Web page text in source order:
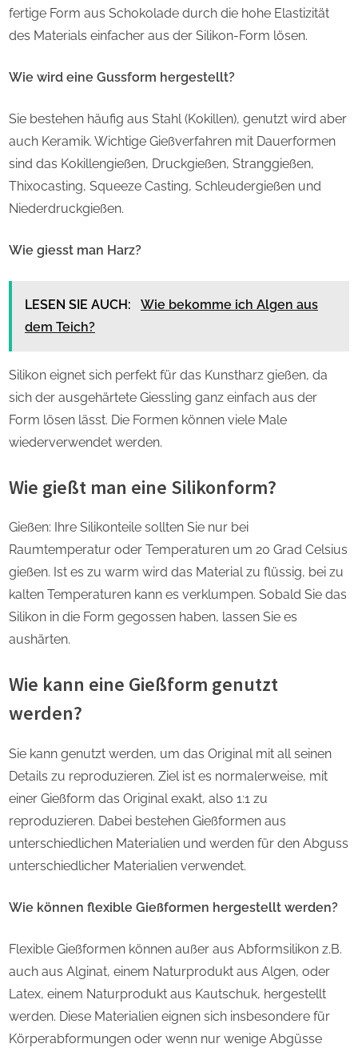
fertige Form aus Schokolade durch die hohe Elastizität
des Materials einfacher aus der Silikon-Form lösen.
Wie wird eine Gussform hergestellt?
Sie bestehen häufig aus Stahl (Kokillen), genutzt wird aber
auch Keramik. Wichtige Gießverfahren mit Dauerformen
sind das Kokillengießen, Druckgießen, Stranggießen,
Thixocasting, Squeeze Casting, Schleudergießen und
Niederdruckgießen.
Wie giesst man Harz?
LESEN SIE AUCH:
Wie bekomme ich Algen aus
dem Teich?
Silikon eignet sich perfekt für das Kunstharz gießen, da
sich der ausgehärtete Giessling ganz einfach aus der
Form lösen lässt. Die Formen können viele Male
wiederverwendet werden.
Wie gießt man eine Silikonform?
Gießen: Ihre Silikonteile sollten Sie nur bei
Raumtemperatur oder Temperaturen um 20 Grad Celsius
gießen. Ist es zu warm wird das Material zu flüssig, bei zu
kalten Temperaturen kann es verklumpen. Sobald Sie das
Silikon in die Form gegossen haben, lassen Sie es
aushärten.
Wie kann eine Gießform genutzt
werden?
Sie kann genutzt werden, um das Original mit all seinen
Details zu reproduzieren. Ziel ist es normalerweise, mit
einer Gießform das Original exakt, also 1:1 zu
reproduzieren. Dabei bestehen Gießformen aus
unterschiedlichen Materialien und werden für den Abguss
unterschiedlicher Materialien verwendet.
Wie können flexible Gießformen hergestellt werden?
Flexible Gießformen können außer aus Abformsilikon z.B.
auch aus Alginat, einem Naturprodukt aus Algen, oder
Latex, einem Naturprodukt aus Kautschuk, hergestellt
werden. Diese Materialien eignen sich insbesondere für
Körperabformungen oder wenn nur wenige Abgüsse